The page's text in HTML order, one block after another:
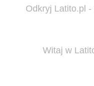
Odkryj Latito.pl -
Witaj w